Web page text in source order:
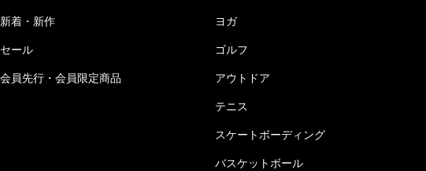
新着・新作
セール
会員先行・会員限定商品
ヨガ
ゴルフ
アウトドア
テニス
スケートボーディング
バスケットボール